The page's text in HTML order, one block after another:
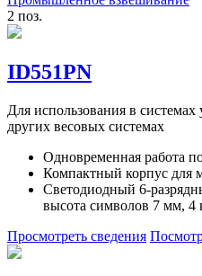
2 поз.
ID551PN
Для использования в
других весовых системах
Одновременная работа
Компактный корпус для
Светодиодный 6-
высота символов 7 мм, 4
Просмотреть сведения